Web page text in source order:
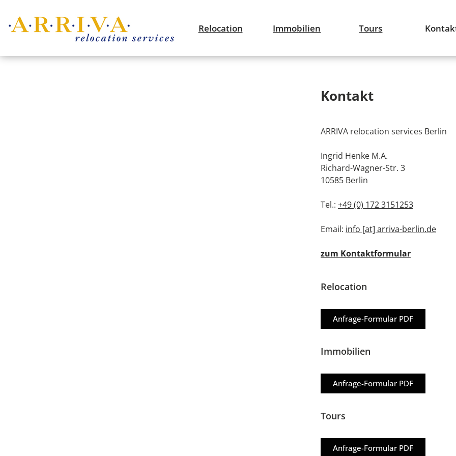
Relocation Immobilien Tours
Kontakt
ARRIVA relocation services Berlin
Ingrid Henke M.A.
Richard-Wagner-Str. 3
10585 Berlin
Tel.: +49 (0) 172 3151253
Email: info [at] arriva-berlin.de
zum Kontaktformular
Relocation
Anfrage-Formular PDF
Immobilien
Anfrage-Formular PDF
Tours
Anfrage-Formular PDF